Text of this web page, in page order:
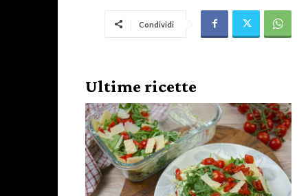
Condividi
Ultime ricette